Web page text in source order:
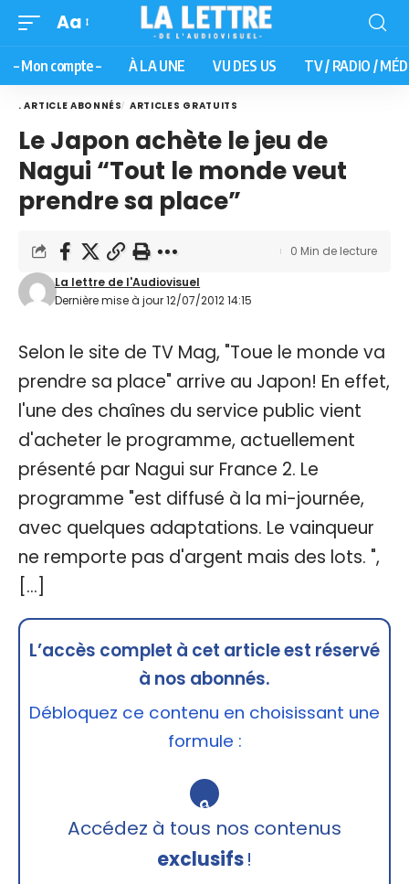
Aa
– Mon compte – À LA UNE VU DES US TV / RADIO /
. ARTICLE ABONNÉS ARTICLES GRATUITS
Le Japon achète le jeu de
Nagui “Tout le monde veut
prendre sa place”
Dernière mise à jour 12/07/2012 14:15
La lettre de l'Audiovisuel
0 Min de lecture
Selon le site de TV Mag, "Toue le monde va
prendre sa place" arrive au Japon! En effet,
l'une des chaînes du service public vient
d'acheter le programme, actuellement
présenté par Nagui sur France 2. Le
programme "est diffusé à la mi-journée,
avec quelques adaptations. Le vainqueur
ne remporte pas d'argent mais des lots. ",
[…]
L’accès complet à cet article est réservé
à nos abonnés.
Débloquez ce contenu en choisissant une
formule :
🔒
Accédez à tous nos contenus
exclusifs!